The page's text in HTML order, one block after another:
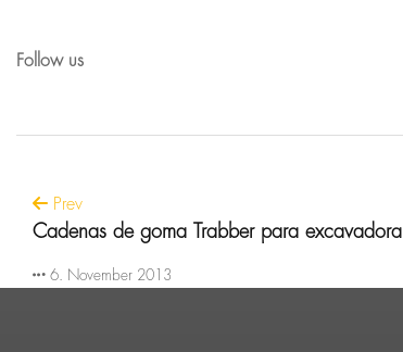
Follow us
Prev
Cadenas de goma Trabber para excavadora
6. November 2013